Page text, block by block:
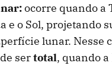
ocorre quando a
e o Sol, projetando
lunar. Nesse
sertotal, quando a